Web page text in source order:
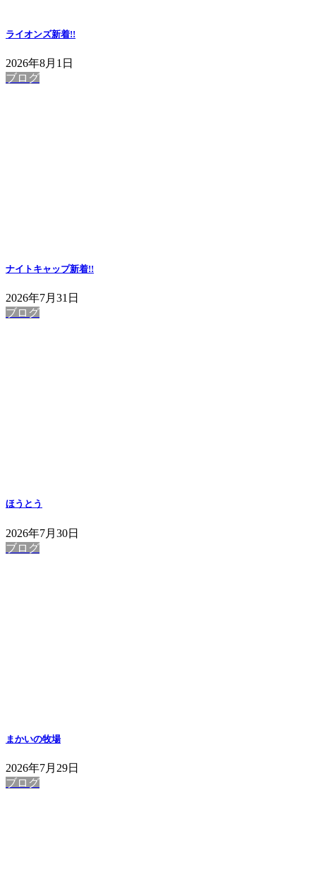
ライオンズ新着!!
2026年8月1日
ブログ
ナイトキャップ新着!!
2026年7月31日
ブログ
ほうとう
2026年7月30日
ブログ
まかいの牧場
2026年7月29日
ブログ